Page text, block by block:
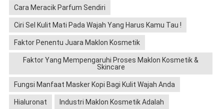
Cara Meracik Parfum Sendiri
Ciri Sel Kulit Mati Pada Wajah Yang Harus Kamu Tau !
Faktor Penentu Juara Maklon Kosmetik
Faktor Yang Mempengaruhi Proses Maklon Kosmetik &
Skincare
Fungsi Manfaat Masker Kopi Bagi Kulit Wajah Anda
Hialuronat Industri Maklon Kosmetik Adalah